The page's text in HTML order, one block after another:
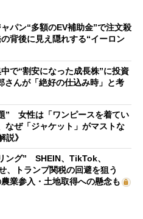
パン“多額のEV補助金”で注文殺
背後に見え隠れする“イーロン
で“割安になった成長株”に投資
んが「絶好の仕込み時」と考
” 女性は「ワンピースを着てい
なぜ「ジャケット」がマストな
説》
ング” SHEIN、TikTok、
、トランプ関税の回避を狙う
業参入・土地取得への懸念も